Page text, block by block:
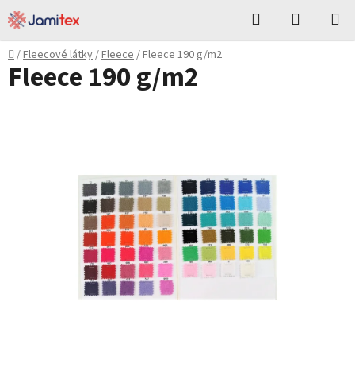
Přejít
na
obsah
Hledat
KOŠÍK
Domů
/Fleecové látky/Fleece/Fleece 190 g/m2
Fleece 190 g/m2